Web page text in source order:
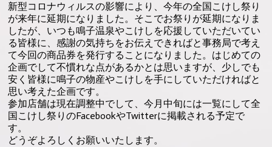
新型コロナウィルスの影響により、今年の全国こけし祭り
が来年に延期になりました。そこでお祭りが延期になりま
したが、いつも鳴子温泉やこけしを応援していただいてい
る皆様に、感謝の気持ちをお伝えできればと事務局で考え
て今回の商品券を発行することになりました。はじめての
企画でして不慣れな点があるかとは思いますが、少しでも
安く皆様に鳴子の物産やこけしを手にしていただければと
思い考えた企画です。
参加店舗は現在調整中でして、今月中旬には一覧にして全
国こけし祭りのFacebookやTwitterに掲載される予定で
す。
どうぞよろしくお願いいたします。